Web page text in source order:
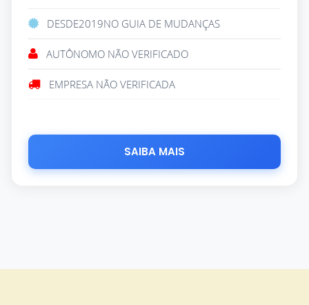
DESDE2019NO GUIA DE MUDANÇAS
AUTÔNOMO NÃO VERIFICADO
EMPRESA NÃO VERIFICADA
SAIBA MAIS